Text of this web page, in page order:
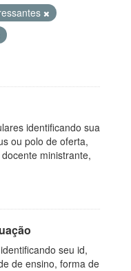
identificando sua
ou polo de oferta,
ministrante,
seu id,
de ensino, forma de